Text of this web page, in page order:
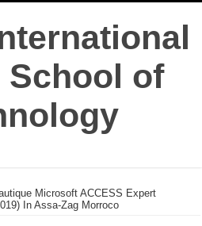
Microsoft ACCESS Expert
In Assa-Zag Morroco